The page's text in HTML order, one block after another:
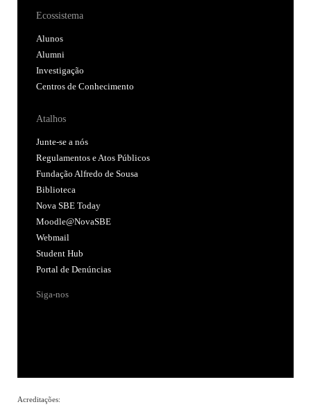
Ecossistema
Alunos
Alumni
Investigação
Centros de Conhecimento
Atalhos
Junte-se a nós
Regulamentos e Atos Públicos
Fundação Alfredo de Sousa
Biblioteca
Nova SBE Today
Moodle@NovaSBE
Webmail
Student Hub
Portal de Denúncias
Siga-nos
Acreditações: